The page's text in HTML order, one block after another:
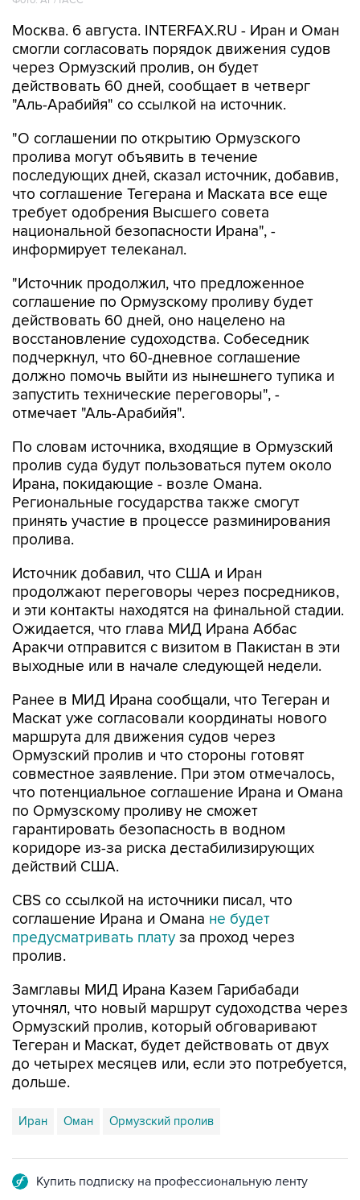
Москва. 6 августа. INTERFAX.RU - Иран и Оман
смогли согласовать порядок движения судов
через Ормузский пролив, он будет
действовать 60 дней, сообщает в четверг
"Аль-Арабийя" со ссылкой на источник.
"О соглашении по открытию Ормузского
пролива могут объявить в течение
последующих дней, сказал источник, добавив,
что соглашение Тегерана и Маската все еще
требует одобрения Высшего совета
национальной безопасности Ирана", -
информирует телеканал.
"Источник продолжил, что предложенное
соглашение по Ормузскому проливу будет
действовать 60 дней, оно нацелено на
восстановление судоходства. Собеседник
подчеркнул, что 60-дневное соглашение
должно помочь выйти из нынешнего тупика и
запустить технические переговоры", -
отмечает "Аль-Арабийя".
По словам источника, входящие в Ормузский
пролив суда будут пользоваться путем около
Ирана, покидающие - возле Омана.
Региональные государства также смогут
принять участие в процессе разминирования
пролива.
Источник добавил, что США и Иран
продолжают переговоры через посредников,
и эти контакты находятся на финальной стадии.
Ожидается, что глава МИД Ирана Аббас
Аракчи отправится с визитом в Пакистан в эти
выходные или в начале следующей недели.
Ранее в МИД Ирана сообщали, что Тегеран и
Маскат уже согласовали координаты нового
маршрута для движения судов через
Ормузский пролив и что стороны готовят
совместное заявление. При этом отмечалось,
что потенциальное соглашение Ирана и Омана
по Ормузскому проливу не сможет
гарантировать безопасность в водном
коридоре из-за риска дестабилизирующих
действий США.
CBS со ссылкой на источники писал, что
соглашение Ирана и Омана не будет
предусматривать плату за проход через
пролив.
Замглавы МИД Ирана Казем Гарибабади
уточнял, что новый маршрут судоходства через
Ормузский пролив, который обговаривают
Тегеран и Маскат, будет действовать от двух
до четырех месяцев или, если это потребуется,
дольше.
Иран Оман Ормузский пролив
Купить подписку на профессиональную ленту